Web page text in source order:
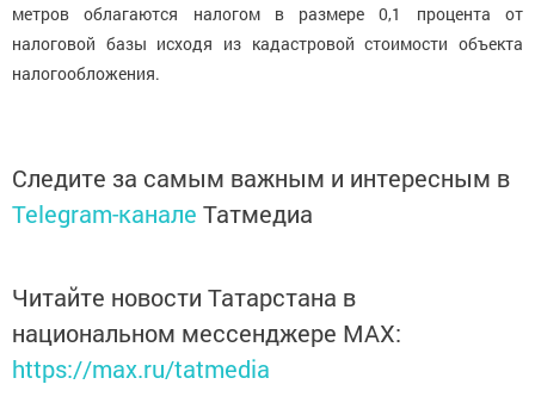
метров облагаются налогом в размере 0,1 процента от
налоговой базы исходя из кадастровой стоимости объекта
налогообложения.
Следите за самым важным и интересным в
Telegram-канале Татмедиа
Читайте новости Татарстана в
национальном мессенджере MАХ:
https://max.ru/tatmedia